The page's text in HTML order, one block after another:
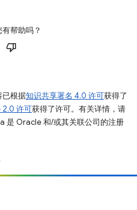
帮助吗？
已根据知识共享署名 4.0 许可获得了
2.0 许可获得了许可。有关详情，请
是 Oracle 和/或其关联公司的注册